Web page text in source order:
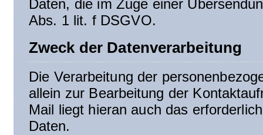
Daten, die im Zuge einer
Abs. 1 lit. f DSGVO.
Zweck der Datenverarbeitung
Die Verarbeitung der
allein zur Bearbeitung der
Mail liegt hieran auch das
Daten.